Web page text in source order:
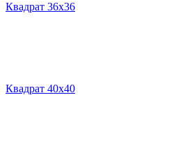
Квадрат 36х36
Квадрат 40х40